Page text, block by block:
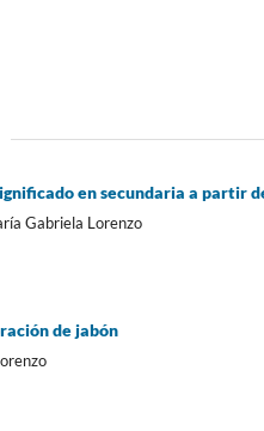
en secundaria a partir
Gabriela Lorenzo
de jabón